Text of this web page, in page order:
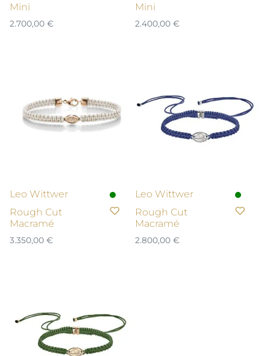
Mini
2.700,00 €
Mini
2.400,00 €
Leo Wittwer
Rough Cut
Macramé
3.350,00 €
Leo Wittwer
Rough Cut
Macramé
2.800,00 €